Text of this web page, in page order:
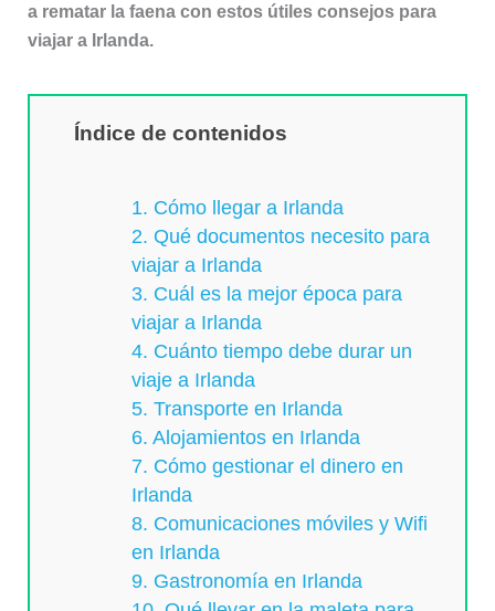
a rematar la faena con estos útiles consejos para
viajar a Irlanda.
Índice de contenidos
1. Cómo llegar a Irlanda
2. Qué documentos necesito para
viajar a Irlanda
3. Cuál es la mejor época para
viajar a Irlanda
4. Cuánto tiempo debe durar un
viaje a Irlanda
5. Transporte en Irlanda
6. Alojamientos en Irlanda
7. Cómo gestionar el dinero en
Irlanda
8. Comunicaciones móviles y Wifi
en Irlanda
9. Gastronomía en Irlanda